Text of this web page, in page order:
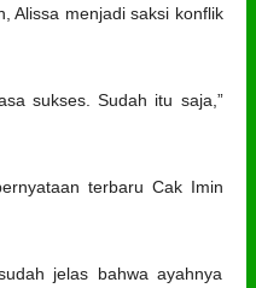
Alissa menjadi saksi konflik
sukses. Sudah itu saja,”
terbaru Cak Imin
jelas bahwa ayahnya